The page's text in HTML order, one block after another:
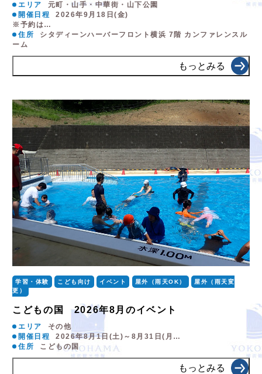
エリア
元町・山手・中華街・山下公園
開催日程
2026年9月18日(金)
※予約は…
住所
シタディーンハーバーフロント横浜 7階 カンファレンスル
ーム
もっとみる
学習・体験 こども向け イベント 屋外（雨天OK）
屋外（雨天変
更）
こどもの国 2026年8月のイベント
エリア
その他
開催日程
2026年8月1日(土)～8月31日(月…
住所
こどもの国
もっとみる